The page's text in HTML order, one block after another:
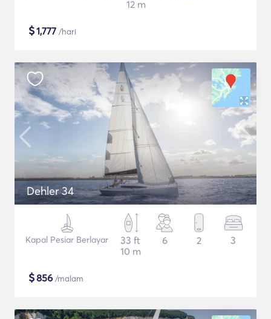
12 m
$1,777 /hari
Dehler 34
Kapal Pesiar Berlayar
33 ft
10 m
6 2 3
$856 /malam